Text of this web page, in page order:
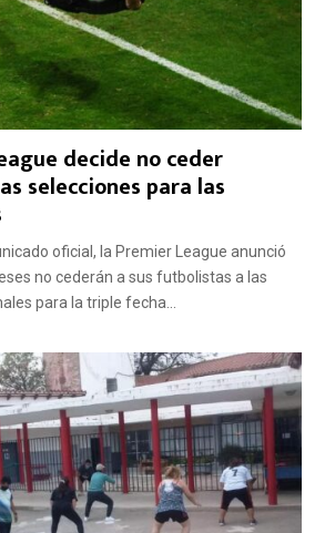
decide no ceder
selecciones para las
oficial, la Premier League anunció
no cederán a sus futbolistas a las
para la triple fecha...